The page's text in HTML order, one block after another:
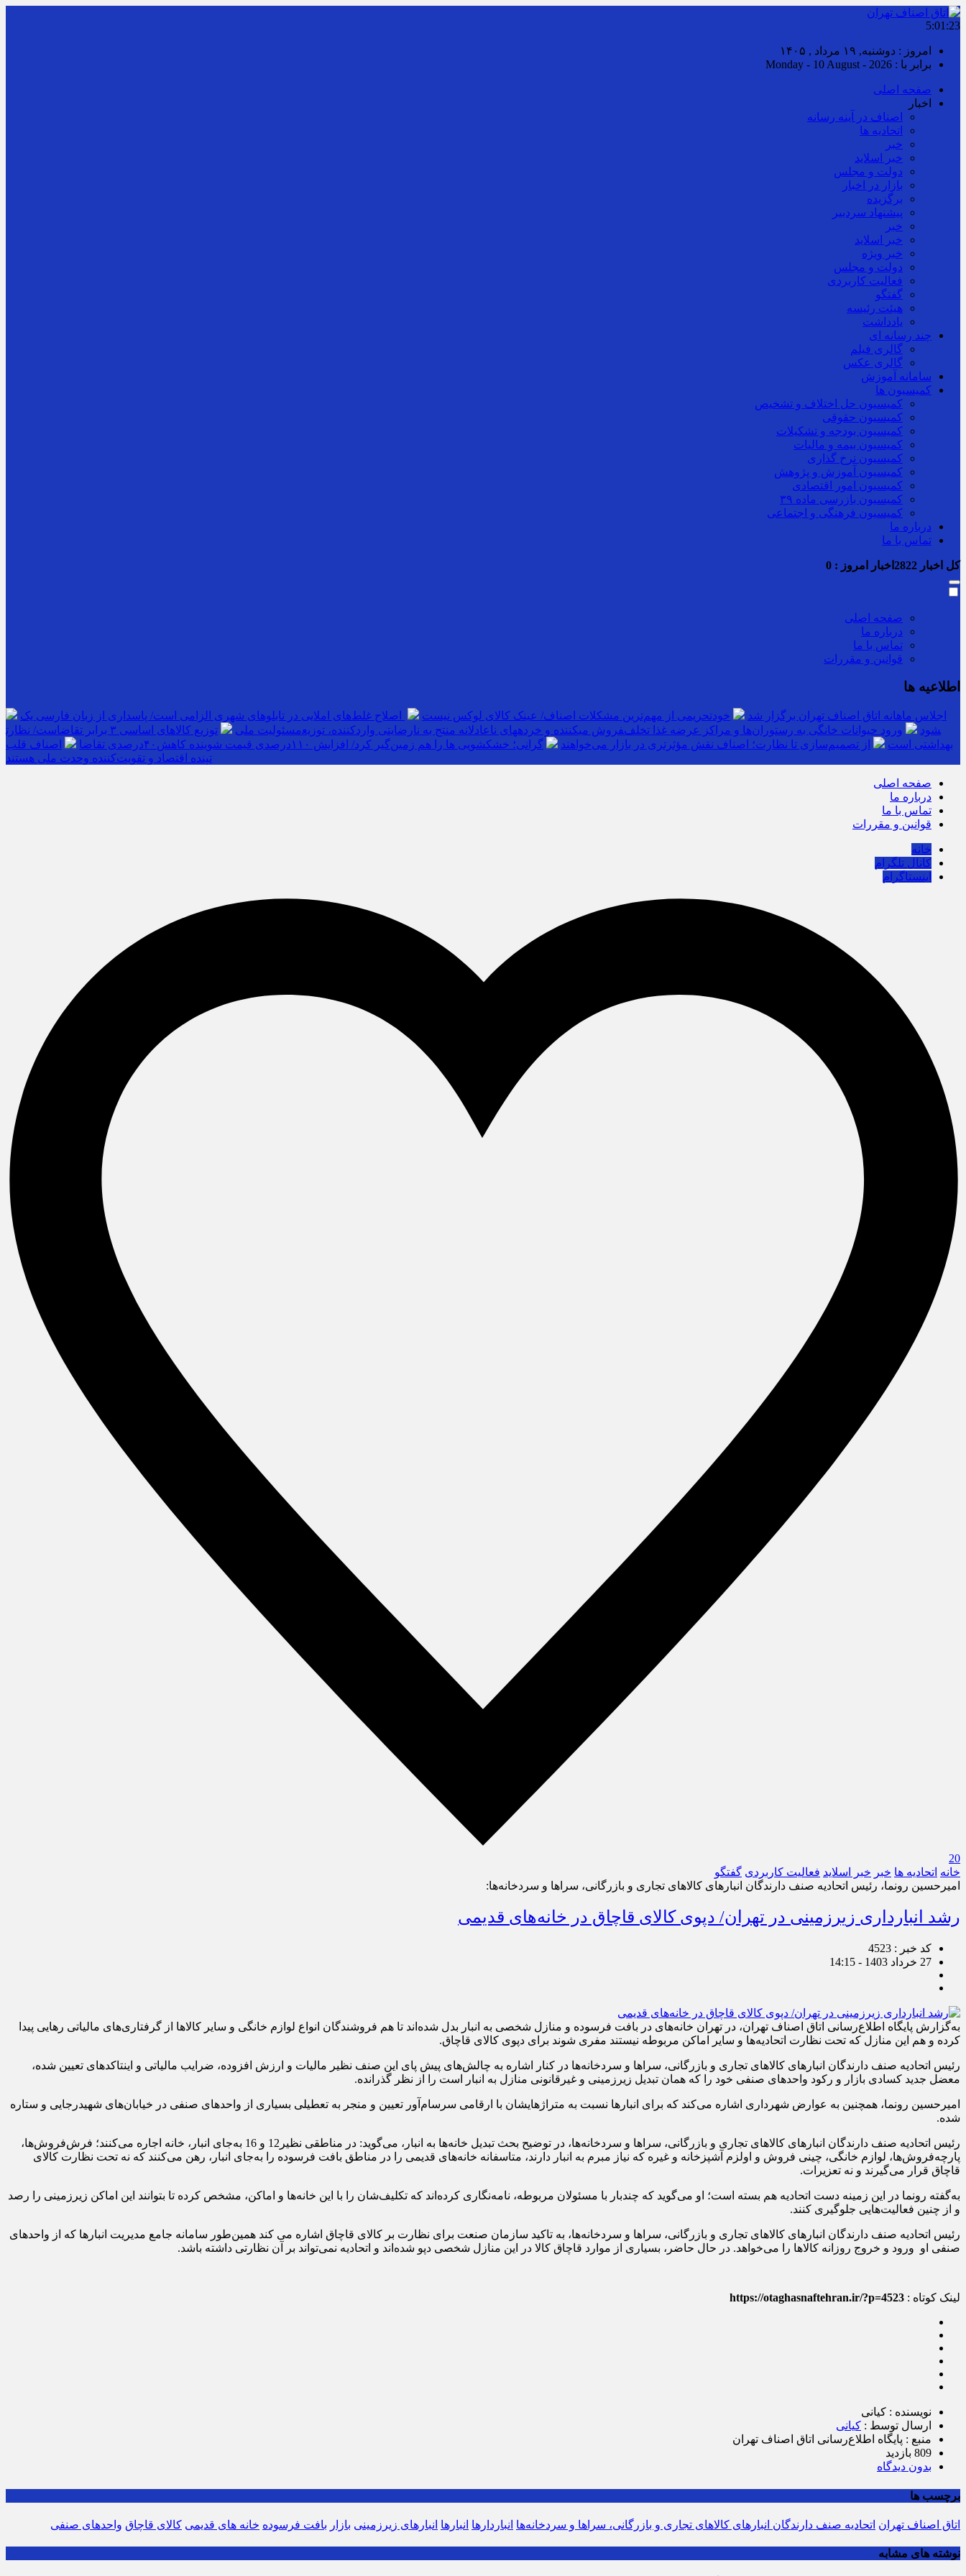
5:01:24
امروز : دوشنبه, ۱۹ مرداد , ۱۴۰۵
برابر با : Monday - 10 August - 2026
صفحه اصلی
اخبار
اصناف در آینه رسانه
اتحادیه ها
خبر
خبر اسلايد
دولت و مجلس
بازار در اخبار
برگزیده
پیشنهاد سردبیر
خبر
خبر اسلايد
خبر ویژه
دولت و مجلس
فعالیت کاربردی
گفتگو
هیئت رئیسه
یادداشت
چند رسانه ای
گالری فیلم
گالری عکس
سامانه آموزش
کمیسیون ها
کمیسیون حل اختلاف و تشخیص
کمیسیون حقوقی
کمیسیون بودجه و تشکیلات
کمیسیون بیمه و مالیات
کمیسیون نرخ گذاری
کمیسیون آموزش و پژوهش
کمیسیون امور اقتصادی
کمیسیون بازرسی ماده ۳۹
کمیسیون فرهنگی و اجتماعی
درباره ما
تماس با ما
کل اخبار اخبار امروز : 0
صفحه اصلی
درباره ما
تماس با ما
قوانین و مقررات
اطلاعیه ها
اجلاس ماهانه اتاق اصناف تهران برگزار شد خودتحریمی از مهم‌ترین مشکلات اصناف/ عینک کالای لوکس نیست
اصلاح غلط‌های املایی در تابلوهای شهری الزامی است/ پاسداری از زبان فارسی یک
مسئولیت ملی
توزیع کالاهای اساسی ۳ برابر تقاضاست/ نظارت‎های ناعادلانه منتج به نارضایتی واردکننده، توزیع‎کننده و خرده‎فروش می‎شود
ورود حیوانات خانگی به رستوران‌ها و مراکز عرضه غذا تخلف
بهداشتی است
از تصمیم‌سازی تا نظارت؛ اصناف نقش مؤثرتری در بازار می‌خواهند گرانی؛ خشکشویی‌ ها را هم زمین‌گیر کرد/ افزایش ۱۱۰درصدی قیمت شوینده کاهش۴۰درصدی تقاضا
اصناف قلب
تپنده اقتصاد و تقویت‌کننده وحدت ملی هستند
صفحه اصلی
درباره ما
تماس با ما
قوانین و مقررات
خانه
کانال تلگرام
اینستاگرام
20
خانه اتحادیه ها خبر خبر اسلايد فعالیت کاربردی گفتگو
امیرحسین رونما، رئیس اتحادیه صنف دارندگان انبارهای کالاهای تجاری و بازرگانی، سراها و سردخانه‌ها:
رشد انبارداری زیرزمینی در تهران/ دپوی کالای قاچاق در خانه‌های قدیمی
کد خبر : 4523
27 خرداد 1403 - 14:15
به‌گزارش پایگاه اطلاع‌رسانی اتاق اصناف تهران، در تهران خانه‌های در بافت فرسوده و منازل شخصی به انبار بدل شده‌اند تا هم فروشندگان انواع لوازم خانگی و سایر کالاها از گرفتاری‌های مالیاتی رهایی پیدا
کرده و هم این منازل که تحت نظارت اتحادیه‌ها و سایر اماکن مربوطه نیستند مفری شوند برای دپوی کالای قاچاق.
رئیس اتحادیه صنف دارندگان انبارهای کالاهای تجاری و بازرگانی، سراها و سردخانه‌ها در کنار اشاره به چالش‌های پیش پای این صنف نظیر مالیات و ارزش افزوده، ضرایب مالیاتی و اینتاکدهای تعیین شده،
معضل جدید کسادی بازار و رکود واحدهای صنفی خود را که همان تبدیل زیرزمینی و غیرقانونی منازل به انبار است را از نظر گذرانده.
امیرحسین رونما، همچنین به عوارض شهرداری اشاره می‌کند که برای انبارها نسبت به متراژهایشان با ارقامی سرسام‌آور تعیین و منجر به تعطیلی بسیاری از واحدهای صنفی در خیابان‌های شهیدرجایی و ستاره
شده.
رئیس اتحادیه صنف دارندگان انبارهای کالاهای تجاری و بازرگانی، سراها و سردخانه‌ها، در توضیح بحث تبدیل خانه‌ها به انبار، می‌گوید: در مناطقی نظیر12 و 16 به‌جای انبار، خانه اجاره می‌کنند؛ فرش‌فروش‌ها،
پارچه‌فروش‌ها، لوازم خانگی، چینی فروش و اولزم آشپزخانه‌ و غیره که نیاز مبرم به انبار دارند، متاسفانه خانه‌های قدیمی را در مناطق بافت فرسوده را به‌جای انبار، رهن می‌کنند که نه تحت نظارت کالای
قاچاق قرار می‌گیرند و نه تعزیرات.
به‌گفته رونما در این زمینه دست اتحادیه هم بسته است؛ او می‌گوید که چندبار با مسئولان مربوطه، نامه‌نگاری کرده‌اند که تکلیف‌شان را با این خانه‌ها و اماکن، مشخص کرده تا بتوانند این‌ اماکن زیرزمینی را رصد
و از چنین فعالیت‌هایی جلوگیری کنند.
رئیس اتحادیه صنف دارندگان انبارهای کالاهای تجاری و بازرگانی، سراها و سردخانه‌ها، به تاکید سازمان صنعت برای نظارت بر کالای قاچاق اشاره می کند همین‌طور سامانه جامع مدیریت انبارها که از واحدهای
صنفی او ورود و خروج روزانه کالاها را می‌خواهد. در حال حاضر، بسیاری از موارد قاچاق کالا در این منازل شخصی دپو شده‌اند و اتحادیه نمی‌تواند بر آن نظارتی داشته باشد.
لینک کوتاه : https://otaghasnaftehran.ir/?p=4523
نویسنده : کیانی
ارسال توسط : کیانی
منبع : پایگاه اطلاع‌رسانی اتاق اصناف تهران
809 بازدید
بدون دیدگاه
برچسب ها
اتاق اصناف تهران اتحادیه صنف دارندگان انبارهای کالاهای تجاری و بازرگانی، سراها و سردخانه‌ها انباردارها انبارها انبارهای زیرزمینی بازار بافت فرسوده خانه های قدیمی کالای قاچاق واحدهای صنفی
نوشته های مشابه